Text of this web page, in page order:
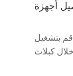
قم بتشغيل FoneDog WhatsApp Transfer وحدد "نقل من جهاز إلى جهاز". قم بتوصيل أجهزة iOS الخاصة بك